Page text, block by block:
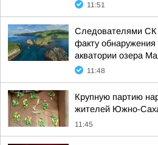
11:51
Следователями СК
факту
акватории озера
11:48
Крупную партию
жителей Южно-
11:45